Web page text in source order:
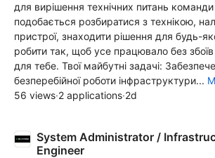
для вирішення технічних питань
подобається розбиратися з технікою,
пристрої, знаходити рішення для будь-
робити так, щоб усе працювало без
для тебе. Твої майбутні задачі:
безперебійної роботи інфраструктури...
56 views·2 applications·2d
System Administrator /
Engineer